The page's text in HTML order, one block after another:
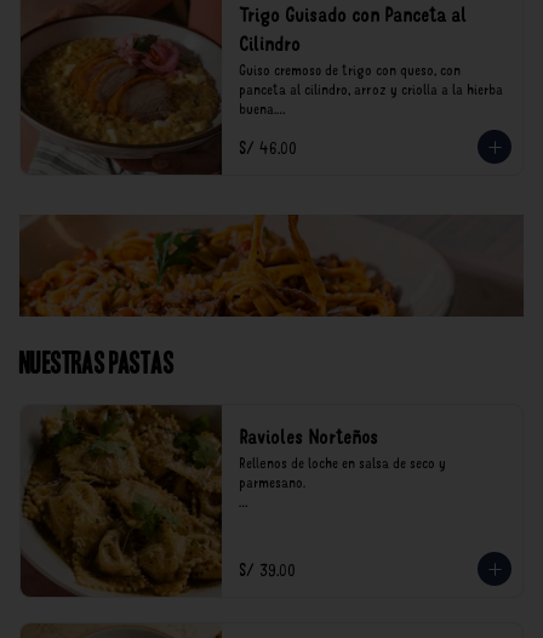
Trigo Guisado con Panceta al
Cilindro
Guiso cremoso de trigo con queso, con
panceta al cilindro, arroz y criolla a la hierba
buena.
*Nuestros precios están expresados en soles e
S/ 46.00
Nuestras Pastas
Ravioles Norteños
Rellenos de loche en salsa de seco y
parmesano.
consumo.
S/ 39.00